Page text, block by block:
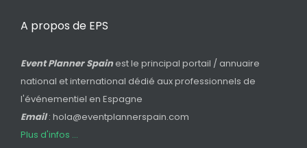
A propos de EPS
Event Planner Spain est le principal portail / annuaire
national et international dédié aux professionnels de
l'événementiel en Espagne
Email: hola@eventplannerspain.com
Plus d'infos ...